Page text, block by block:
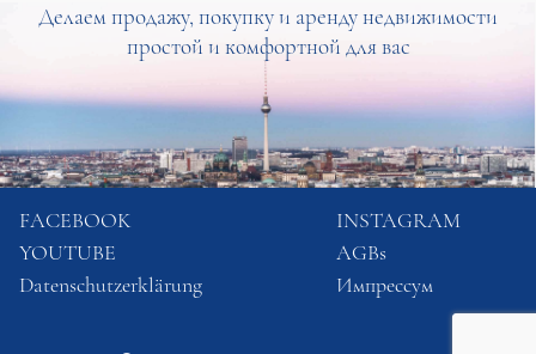
Делаем продажу, покупку и аренду недвижимости
простой и комфортной для вас
FACEBOOK
INSTAGRAM
YOUTUBE
AGBs
Datenschutzerklärung
Импрессум